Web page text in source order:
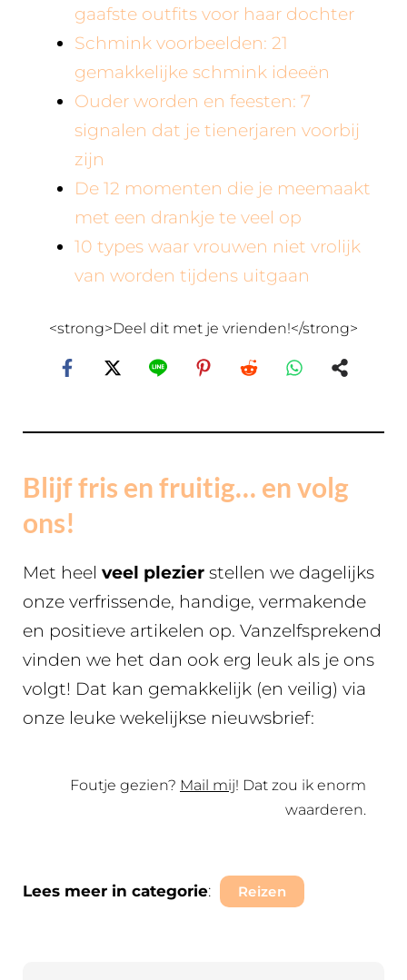
gaafste outfits voor haar dochter
Schmink voorbeelden: 21
gemakkelijke schmink ideeën
Ouder worden en feesten: 7
signalen dat je tienerjaren voorbij
zijn
De 12 momenten die je meemaakt
met een drankje te veel op
10 types waar vrouwen niet vrolijk
van worden tijdens uitgaan
<strong>Deel dit met je vrienden!</strong>
Blijf fris en fruitig… en volg
ons!
Met heel veel plezier stellen we dagelijks
onze verfrissende, handige, vermakende
en positieve artikelen op. Vanzelfsprekend
vinden we het dan ook erg leuk als je ons
volgt! Dat kan gemakkelijk (en veilig) via
onze leuke wekelijkse nieuwsbrief:
Foutje gezien? Mail mij! Dat zou ik enorm
waarderen.
Lees meer in categorie: Reizen